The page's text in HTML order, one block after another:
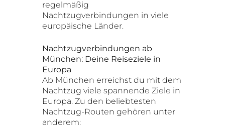
regelmäßig
Nachtzugverbindungen in viele
europäische Länder.
Nachtzugverbindungen ab
München: Deine Reiseziele in
Europa
Ab München erreichst du mit dem
Nachtzug viele spannende Ziele in
Europa. Zu den beliebtesten
Nachtzug-Routen gehören unter
anderem: